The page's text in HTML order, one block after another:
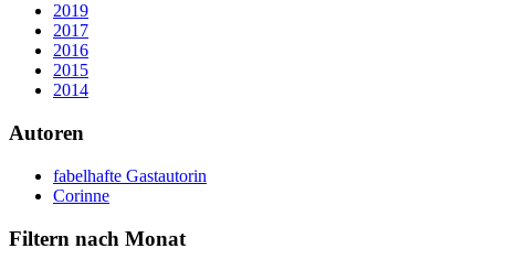
2019
2017
2016
2015
2014
Autoren
fabelhafte Gastautorin
Corinne
Filtern nach Monat